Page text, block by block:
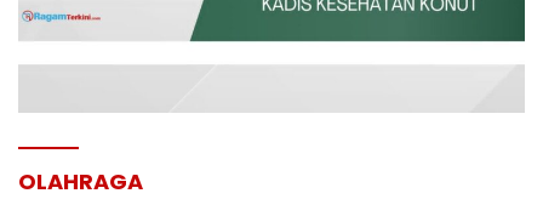
OLAHRAGA